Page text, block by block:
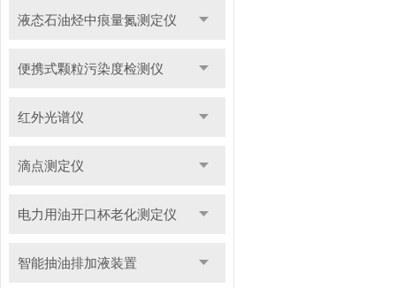
液态石油烃中痕量氮测定仪
便携式颗粒污染度检测仪
红外光谱仪
滴点测定仪
电力用油开口杯老化测定仪
智能抽油排加液装置